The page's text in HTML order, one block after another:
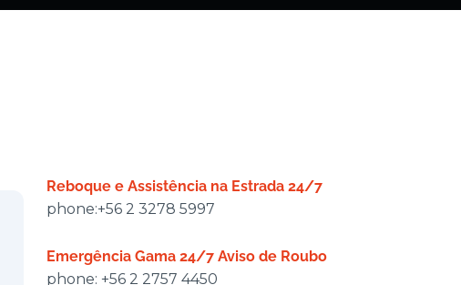
Reboque e Assistência na Estrada 24/7
phone:+56 2 3278 5997
Emergência Gama 24/7 Aviso de Roubo
phone: +56 2 2757 4450